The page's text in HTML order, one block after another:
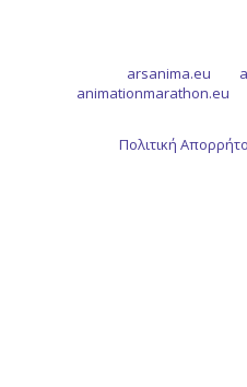
arsanima.eu
animationmarathon.eu
Πολιτική